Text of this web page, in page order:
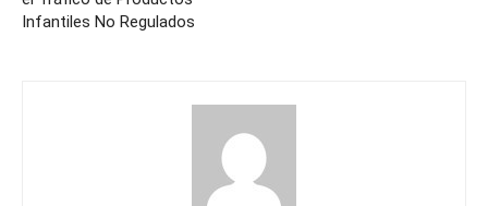
Infantiles No Regulados